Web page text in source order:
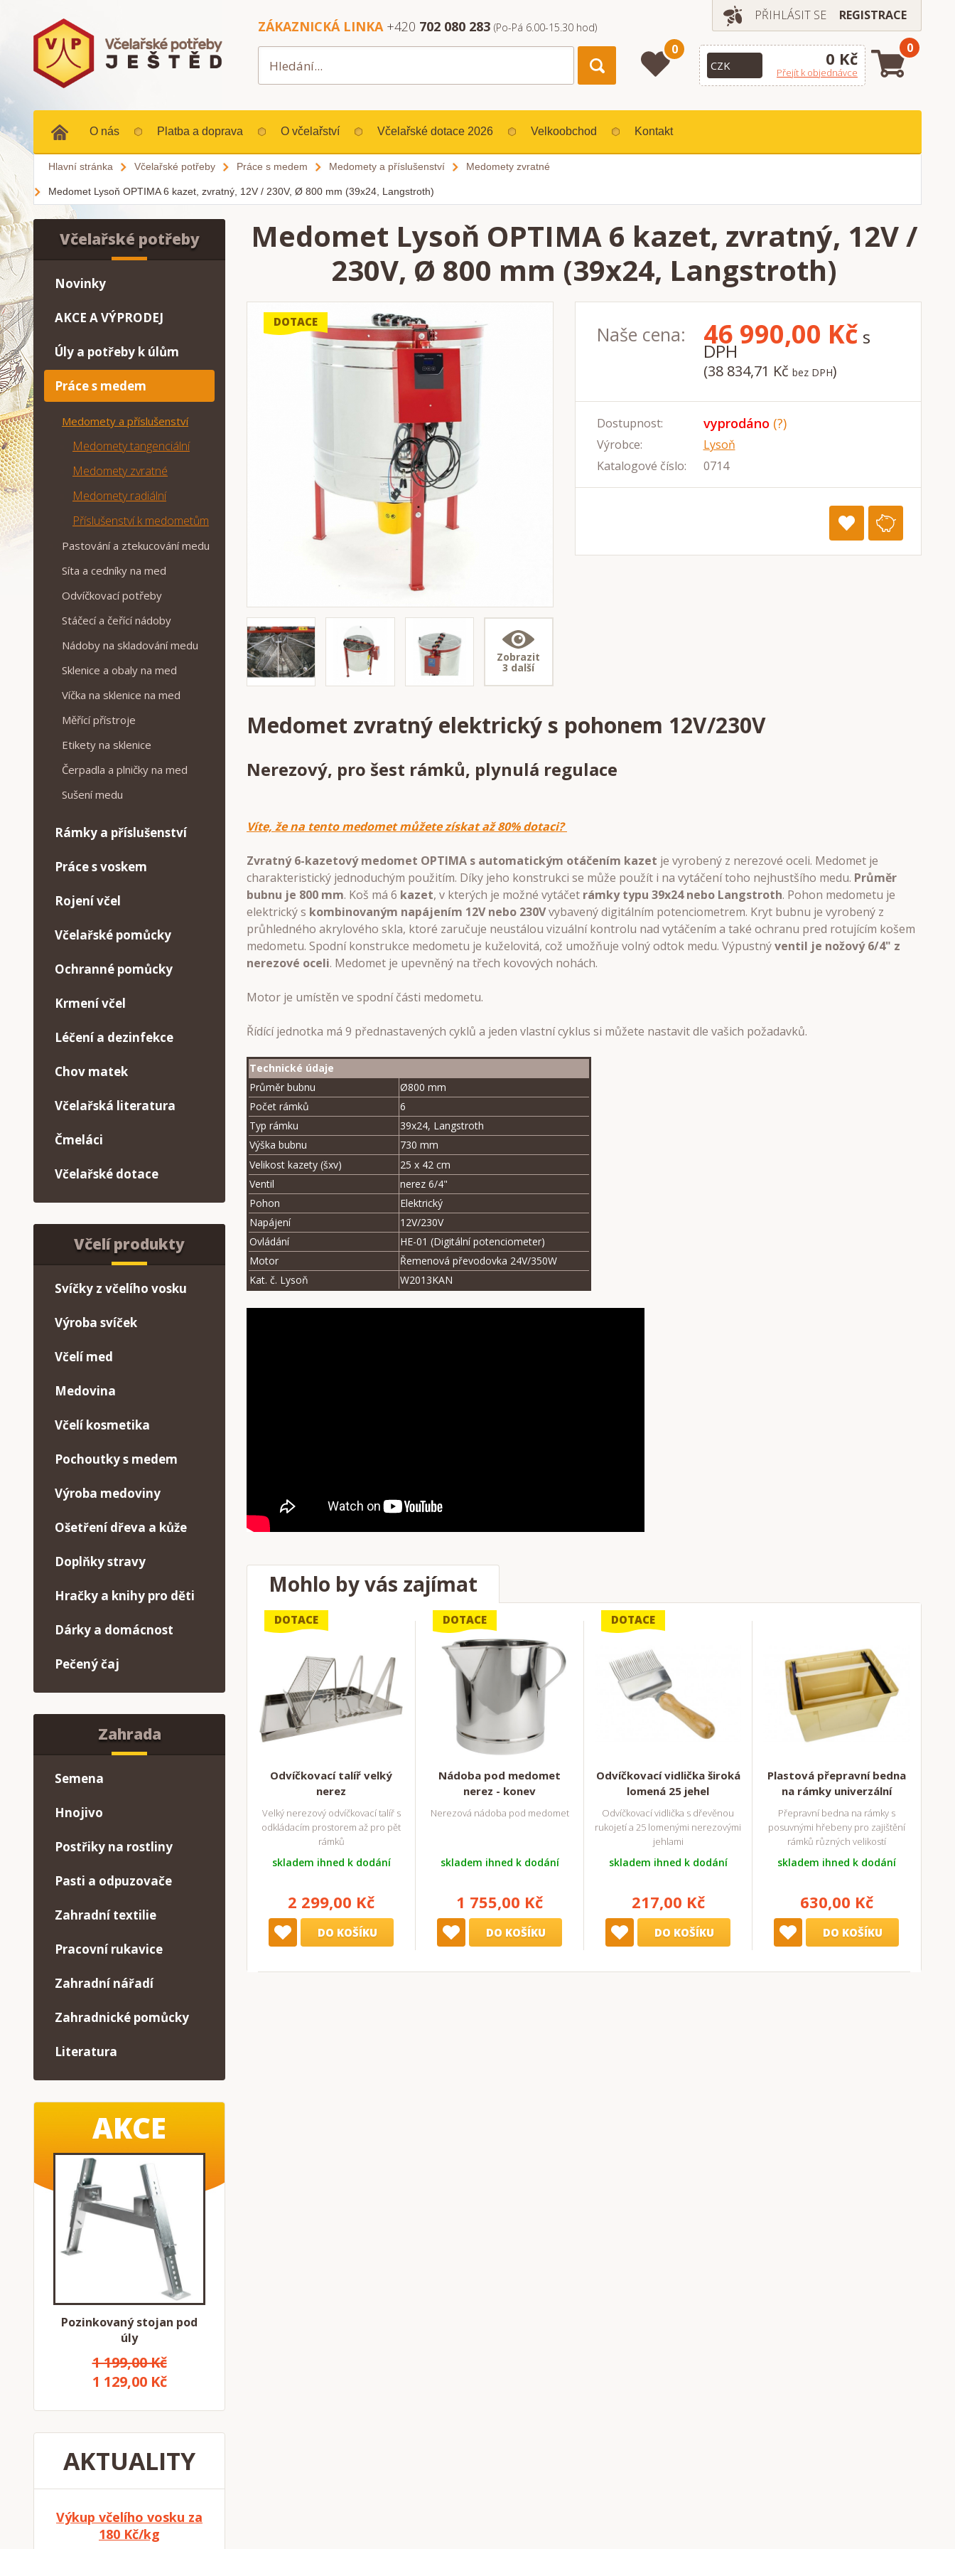
PŘIHLÁSIT SE REGISTRACE
ZÁKAZNICKÁ LINKA +420 702 080 283 (Po-Pá 6.00-15.30 hod)
0 0 Kč
Přejít k objednávce
0
O nás Platba a doprava O včelařství Včelařské dotace 2026 Velkoobchod Kontakt
Hlavní stránka Včelařské potřeby Práce s medem Medomety a příslušenství Medomety zvratné
Medomet Lysoň OPTIMA 6 kazet, zvratný, 12V / 230V, Ø 800 mm (39x24, Langstroth)
Medomet Lysoň OPTIMA 6 kazet, zvratný, 12V /
230V, Ø 800 mm (39x24, Langstroth)
DOTACE
Zobrazit
3 další
Naše cena: 46 990,00 Kč s
DPH
(38 834,71 Kč bez DPH)
Dostupnost: vyprodáno (?)
Výrobce:
Lysoň
Katalogové číslo:
0714
Medomet zvratný elektrický s pohonem 12V/230V
Nerezový, pro šest rámků, plynulá regulace
Víte, že na tento medomet můžete získat až 80% dotaci?
Zvratný 6-kazetový medomet OPTIMA s automatickým otáčením kazet je vyrobený z nerezové oceli. Medomet je
charakteristický jednoduchým použitím. Díky jeho konstrukci se může použít i na vytáčení toho nejhustšího medu. Průměr
bubnu je 800 mm. Koš má 6 kazet, v kterých je možné vytáčet rámky typu 39x24 nebo Langstroth. Pohon medometu je
elektrický s kombinovaným napájením 12V nebo 230Vvybavený digitálním potenciometrem. Kryt bubnu je vyrobený z
průhledného akrylového skla, ktoré zaručuje neustálou vizuální kontrolu nad vytáčením a také ochranu pred rotujícím košem
medometu. Spodní konstrukce medometu je kuželovitá, což umožňuje volný odtok medu. Výpustnýventil je nožový 6/4" z
nerezové oceli. Medomet je upevněný na třech kovových nohách.
Motor je umístěn ve spodní části medometu.
Řídící jednotka má 9 přednastavených cyklů a jeden vlastní cyklus si můžete nastavit dle vašich požadavků.
Technické údaje
Průměr bubnu
Ø800 mm
Počet rámků
6
Typ rámku
39x24, Langstroth
Výška bubnu
730 mm
Velikost kazety (šxv)
25 x 42 cm
Ventil
nerez 6/4"
Pohon
Elektrický
Napájení
12V/230V
Ovládání
HE-01 (Digitální potenciometer)
Motor
Řemenová převodovka 24V/350W
Kat. č. Lysoň
W2013KAN
Mohlo by vás zajímat
DOTACE
Odvíčkovací talíř velký
nerez
Velký nerezový odvíčkovací talíř s
odkládacím prostorem až pro pět
rámků
skladem ihned k dodání
2 299,00 Kč
DO KOŠÍKU
DOTACE
Nádoba pod medomet
nerez - konev
Nerezová nádoba pod medomet
skladem ihned k dodání
1 755,00 Kč
DO KOŠÍKU
DOTACE
Odvíčkovací vidlička široká
lomená 25 jehel
Odvíčkovací vidlička s dřevěnou
rukojetí a 25 lomenými nerezovými
jehlami
skladem ihned k dodání
217,00 Kč
DO KOŠÍKU
Plastová přepravní bedna
na rámky univerzální
Přepravní bedna na rámky s
posuvnými hřebeny pro zajištění
rámků různých velikostí
skladem ihned k dodání
630,00 Kč
DO KOŠÍKU
Včelařské potřeby
Novinky
AKCE A VÝPRODEJ
Úly a potřeby k úlům
Práce s medem
Medomety a příslušenství
Medomety tangenciální
Medomety zvratné
Medomety radiální
Příslušenství k medometům
Pastování a ztekucování medu
Síta a cedníky na med
Odvíčkovací potřeby
Stáčecí a čeřící nádoby
Nádoby na skladování medu
Sklenice a obaly na med
Víčka na sklenice na med
Měřící přístroje
Etikety na sklenice
Čerpadla a plničky na med
Sušení medu
Rámky a příslušenství
Práce s voskem
Rojení včel
Včelařské pomůcky
Ochranné pomůcky
Krmení včel
Léčení a dezinfekce
Chov matek
Včelařská literatura
Čmeláci
Včelařské dotace
Včelí produkty
Svíčky z včelího vosku
Výroba svíček
Včelí med
Medovina
Včelí kosmetika
Pochoutky s medem
Výroba medoviny
Ošetření dřeva a kůže
Doplňky stravy
Hračky a knihy pro děti
Dárky a domácnost
Pečený čaj
Zahrada
Semena
Hnojivo
Postřiky na rostliny
Pasti a odpuzovače
Zahradní textilie
Pracovní rukavice
Zahradní nářadí
Zahradnické pomůcky
Literatura
AKCE
Pozinkovaný stojan pod
úly
1 199,00 Kč
1 129,00 Kč
AKTUALITY
Výkup včelího vosku za
180 Kč/kg